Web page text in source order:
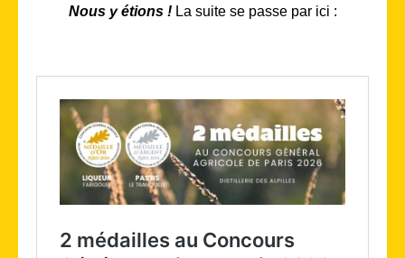
Nous y étions ! La suite se passe par ici :